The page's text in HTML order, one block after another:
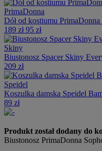
PrimaDonna
Dół od kostiumu
189 zł 95 zł
Skiny
Biustonosz Spacer Skiny
209 zł
Speidel
Koszulka damska Speidel
89 zł
Produkt został dodany do
Biustonosz PrimaDonna